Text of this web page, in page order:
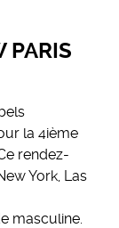
PARIS
la 4ième
rendez-
York, Las
masculine.